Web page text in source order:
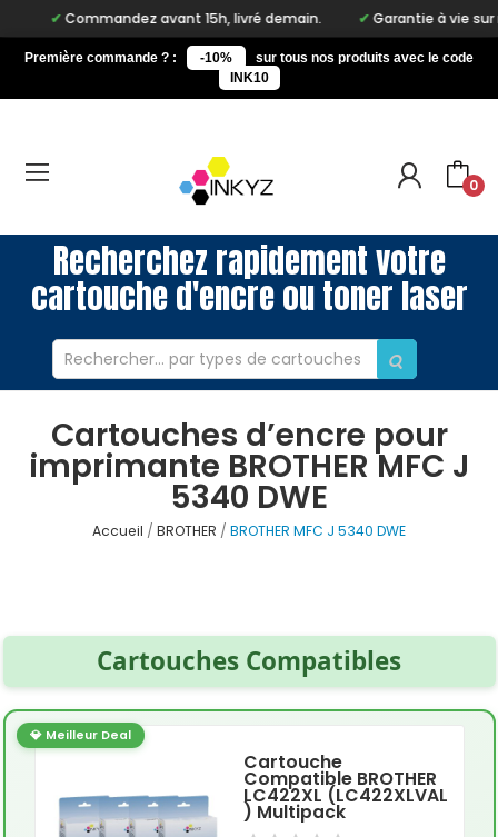
Commandez avant 15h, livré demain. Garantie à vie sur
Première commande ? : -10%
sur tous nos produits avec le code
INK10
0
Recherchez rapidement votre
cartouche d'encre ou toner laser
Cartouches d’encre pour
imprimante BROTHER MFC J
5340 DWE
Accueil BROTHER BROTHER MFC J 5340 DWE
Cartouches Compatibles
💎 Meilleur Deal
Cartouche
Compatible BROTHER
LC422XL (LC422XLVAL
) Multipack